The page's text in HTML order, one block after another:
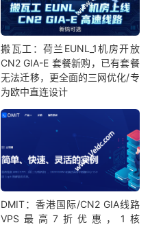
搬瓦工：荷兰EUNL_1机房开放
CN2 GIA-E 套餐新购，已有套餐
无法迁移，更全面的三网优化/专
为欧中直连设计
DMIT：香港国际/CN2 GIA线路
VPS最高7折优惠，1核